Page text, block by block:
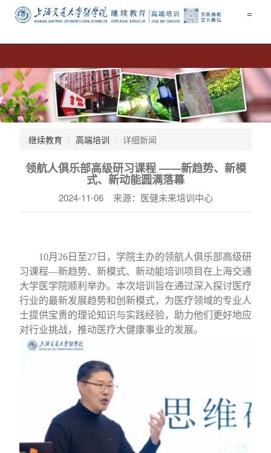
=
继续教育 高端培训 详细新闻
领航人俱乐部高级研习课程 ——新趋势、新模
式、新动能圆满落幕
2024-11-06 来源：医健未来培训中心
10月26日至27日，学院主办的领航人俱乐部高级研
习课程—新趋势、新模式、新动能培训项目在上海交通
大学医学院顺利举办。本次培训旨在通过深入探讨医疗
行业的最新发展趋势和创新模式，为医疗领域的专业人
士提供宝贵的理论知识与实践经验，助力他们更好地应
对行业挑战，推动医疗大健康事业的发展。